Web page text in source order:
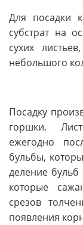
Для посадки
субстрат на
сухих
небольшого
Посадку
горшки.
ежегодно
бульбы,
деление
которые
срезов
появления